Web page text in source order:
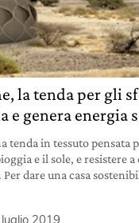
la tenda per gli
e genera energia
tenda in tessuto pensata
e il sole, e resistere
dare una casa